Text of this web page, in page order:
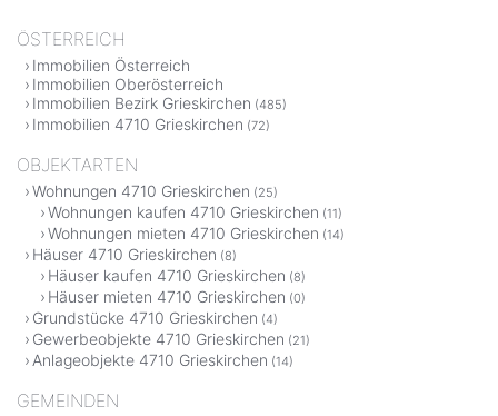
ÖSTERREICH
Immobilien Österreich
Immobilien Oberösterreich
Immobilien Bezirk Grieskirchen (485)
Immobilien 4710 Grieskirchen (72)
OBJEKTARTEN
Wohnungen 4710 Grieskirchen (25)
Wohnungen kaufen 4710 Grieskirchen (11)
Wohnungen mieten 4710 Grieskirchen (14)
Häuser 4710 Grieskirchen (8)
Häuser kaufen 4710 Grieskirchen (8)
Häuser mieten 4710 Grieskirchen (0)
Grundstücke 4710 Grieskirchen (4)
Gewerbeobjekte 4710 Grieskirchen (21)
Anlageobjekte 4710 Grieskirchen (14)
GEMEINDEN